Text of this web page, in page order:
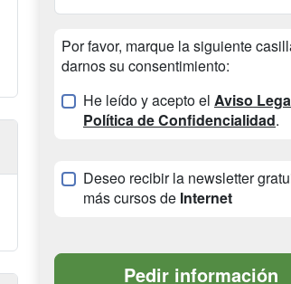
Por favor, marque la siguiente
darnos su consentimiento:
He leído y acepto el Aviso
Política de Confidencialidad.
Deseo recibir la newsletter
más cursos de Internet